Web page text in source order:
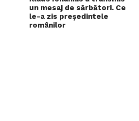
un mesaj de sărbători. Ce
le-a zis președintele
românilor